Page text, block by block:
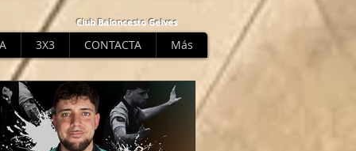
Club Baloncesto Gelves
3X3 CONTACTA Más